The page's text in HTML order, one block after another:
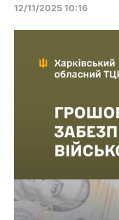
12/11/2025 10:16